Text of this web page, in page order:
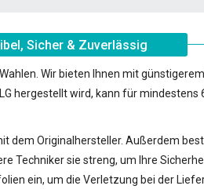
Sicher & Zuverlässig
Wir bieten Ihnen mit
hergestellt wird, kann für
dem Originalhersteller. Außerdem
Techniker sie streng, um Ihre
ein, um die Verletzung bei der